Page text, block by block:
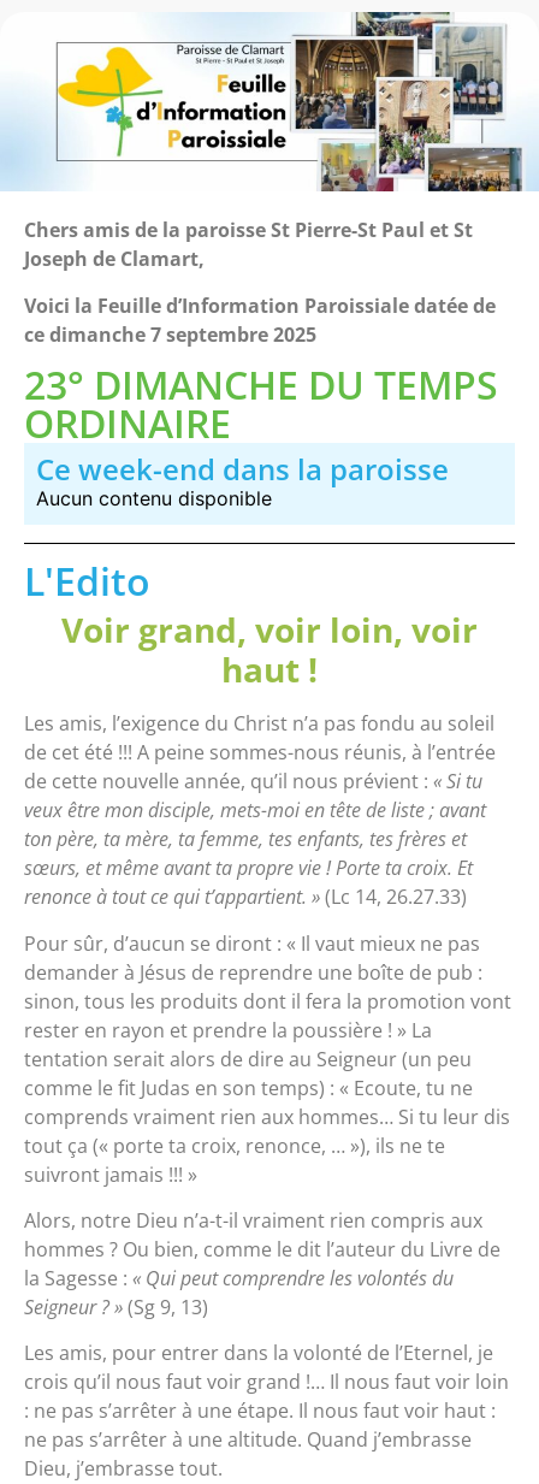
Chers amis de la paroisse St Pierre-St Paul et St
Joseph de Clamart,
Voici la Feuille d’Information Paroissiale datée de
ce dimanche 7 septembre 2025
23° DIMANCHE DU TEMPS
ORDINAIRE
Ce week-end dans la paroisse
Aucun contenu disponible
L'Edito
Voir grand, voir loin, voir
haut !
Les amis, l’exigence du Christ n’a pas fondu au soleil
de cet été !!! A peine sommes-nous réunis, à l’entrée
de cette nouvelle année, qu’il nous prévient : « Si tu
veux être mon disciple, mets-moi en tête de liste ; avant
ton père, ta mère, ta femme, tes enfants, tes frères et
sœurs, et même avant ta propre vie ! Porte ta croix. Et
renonce à tout ce qui t’appartient. »(Lc 14, 26.27.33)
Pour sûr, d’aucun se diront : « Il vaut mieux ne pas
demander à Jésus de reprendre une boîte de pub :
sinon, tous les produits dont il fera la promotion vont
rester en rayon et prendre la poussière ! » La
tentation serait alors de dire au Seigneur (un peu
comme le fit Judas en son temps) : « Ecoute, tu ne
comprends vraiment rien aux hommes… Si tu leur dis
tout ça (« porte ta croix, renonce, … »), ils ne te
suivront jamais !!! »
Alors, notre Dieu n’a-t-il vraiment rien compris aux
hommes ? Ou bien, comme le dit l’auteur du Livre de
la Sagesse : « Qui peut comprendre les volontés du
Seigneur ? »(Sg 9, 13)
Les amis, pour entrer dans la volonté de l’Eternel, je
crois qu’il nous faut voir grand !… Il nous faut voir loin
: ne pas s’arrêter à une étape. Il nous faut voir haut :
ne pas s’arrêter à une altitude. Quand j’embrasse
Dieu, j’embrasse tout.